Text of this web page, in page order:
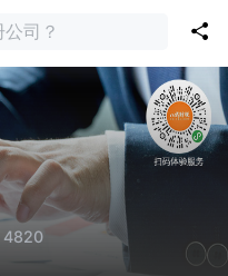
司？
4820